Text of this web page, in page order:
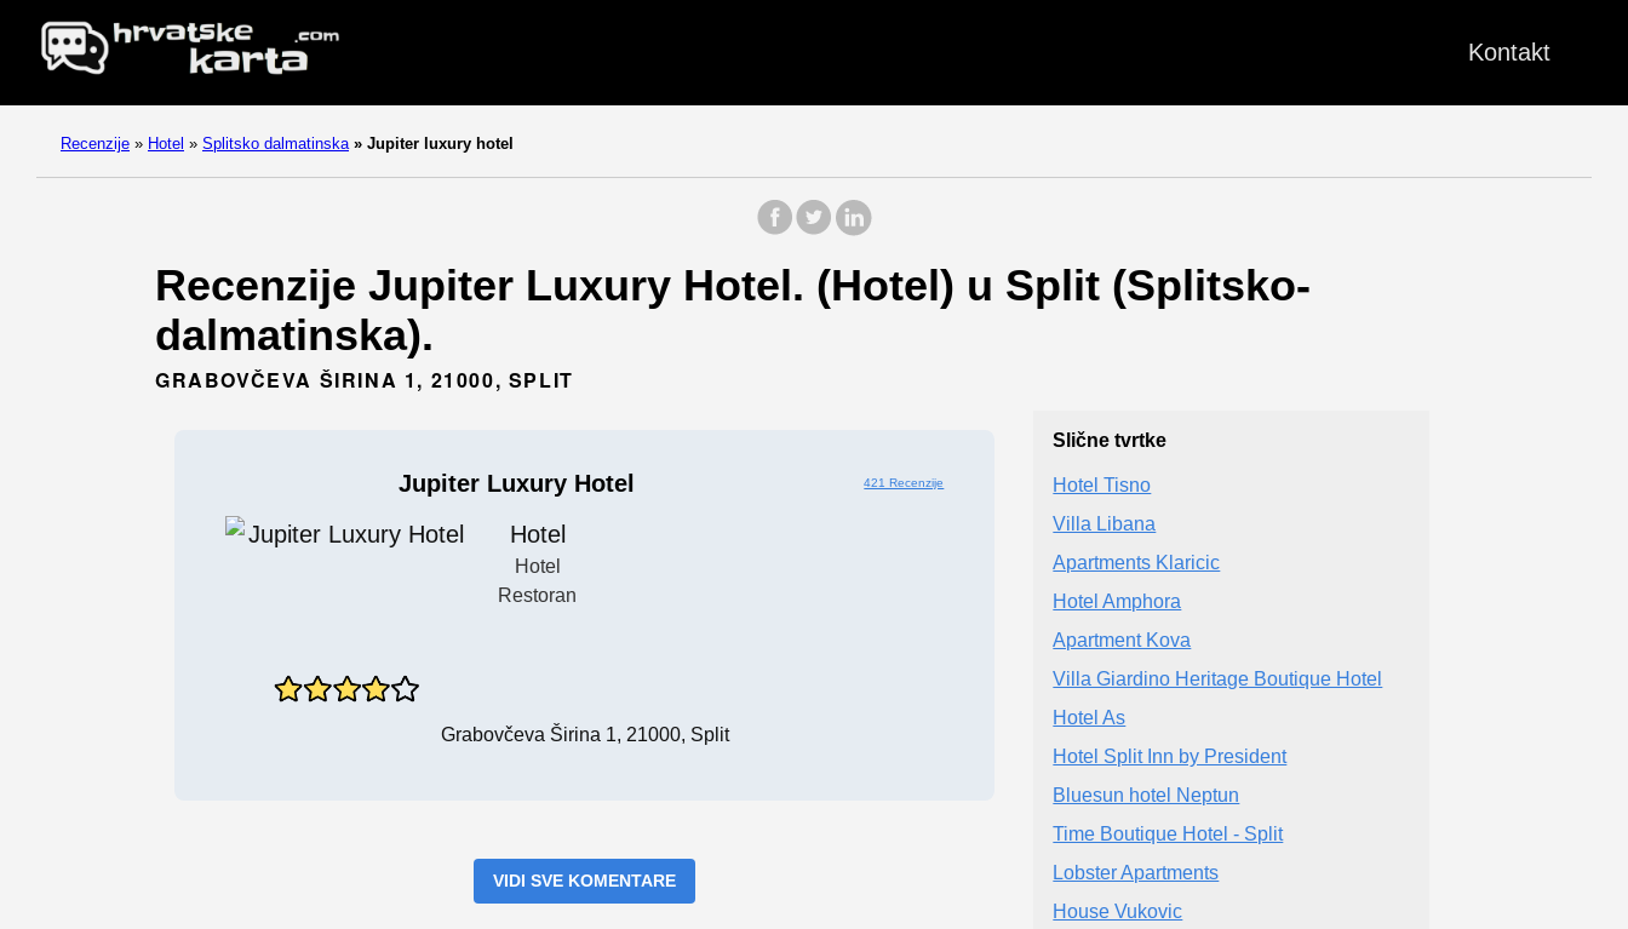
Kontakt
Recenzije » Hotel » Splitsko dalmatinska » Jupiter luxury hotel
Recenzije Jupiter Luxury Hotel. (Hotel) u Split (Splitsko-
dalmatinska).
GRABOVČEVA ŠIRINA 1, 21000, SPLIT
Jupiter Luxury Hotel 421 Recenzije
Hotel
Hotel
Restoran
Grabovčeva Širina 1, 21000, Split
VIDI SVE KOMENTARE
Slične tvrtke
Hotel Tisno
Villa Libana
Apartments Klaricic
Hotel Amphora
Apartment Kova
Villa Giardino Heritage Boutique Hotel
Hotel As
Hotel Split Inn by President
Bluesun hotel Neptun
Time Boutique Hotel - Split
Lobster Apartments
House Vukovic